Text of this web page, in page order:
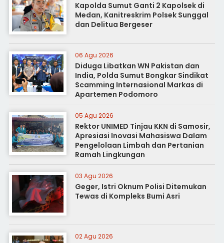
Kapolda Sumut Ganti 2 Kapolsek di
Medan, Kanitreskrim Polsek Sunggal
dan Delitua Bergeser
06 Agu 2026
Diduga Libatkan WN Pakistan dan
India, Polda Sumut Bongkar Sindikat
Scamming Internasional Markas di
Apartemen Podomoro
05 Agu 2026
Rektor UNIMED Tinjau KKN di Samosir,
Apresiasi Inovasi Mahasiswa Dalam
Pengelolaan Limbah dan Pertanian
Ramah Lingkungan
03 Agu 2026
Geger, Istri Oknum Polisi Ditemukan
Tewas di Kompleks Bumi Asri
02 Agu 2026